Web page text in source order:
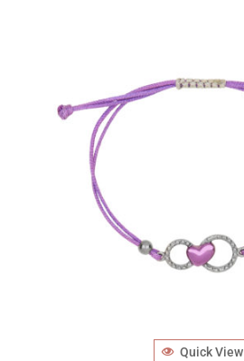
Quick View